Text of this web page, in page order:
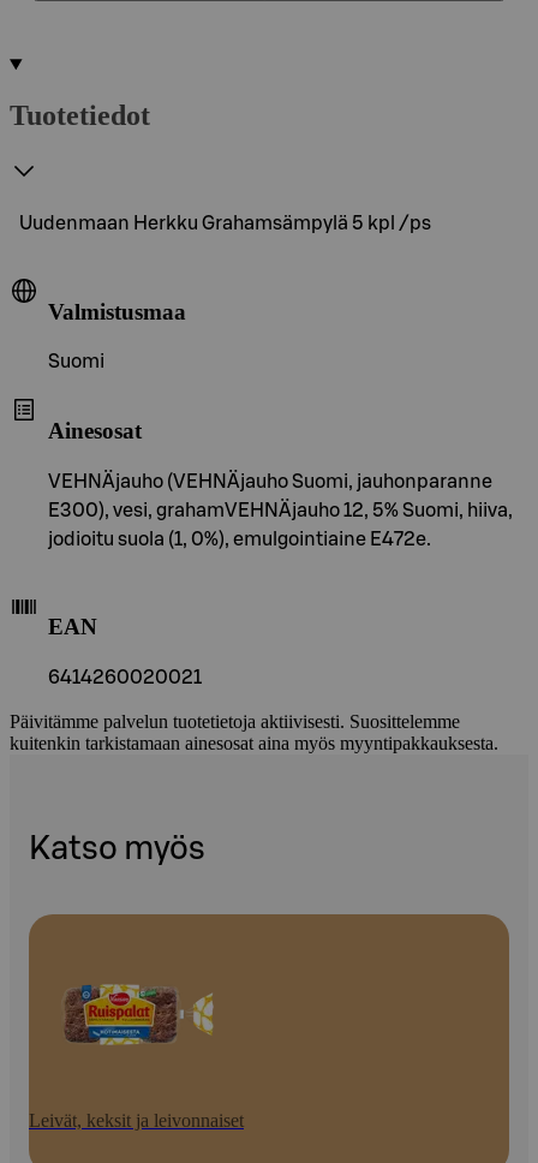
Tuotetiedot
Uudenmaan Herkku Grahamsämpylä 5 kpl /ps
Valmistusmaa
Suomi
Ainesosat
VEHNÄjauho (VEHNÄjauho Suomi, jauhonparanne
E300), vesi, grahamVEHNÄjauho 12, 5% Suomi, hiiva,
jodioitu suola (1, 0%), emulgointiaine E472e.
EAN
6414260020021
Päivitämme palvelun tuotetietoja aktiivisesti. Suosittelemme
kuitenkin tarkistamaan ainesosat aina myös myyntipakkauksesta.
Katso myös
Leivät, keksit ja leivonnaiset